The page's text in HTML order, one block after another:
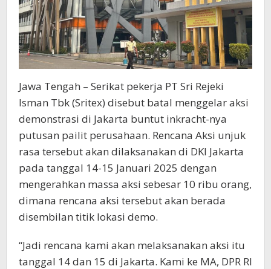
Jawa Tengah – Serikat pekerja PT Sri Rejeki
Isman Tbk (Sritex) disebut batal menggelar aksi
demonstrasi di Jakarta buntut inkracht-nya
putusan pailit perusahaan. Rencana Aksi unjuk
rasa tersebut akan dilaksanakan di DKI Jakarta
pada tanggal 14-15 Januari 2025 dengan
mengerahkan massa aksi sebesar 10 ribu orang,
dimana rencana aksi tersebut akan berada
disembilan titik lokasi demo.
“Jadi rencana kami akan melaksanakan aksi itu
tanggal 14 dan 15 di Jakarta. Kami ke MA, DPR RI